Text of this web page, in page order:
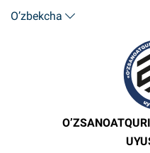
O’zbekcha